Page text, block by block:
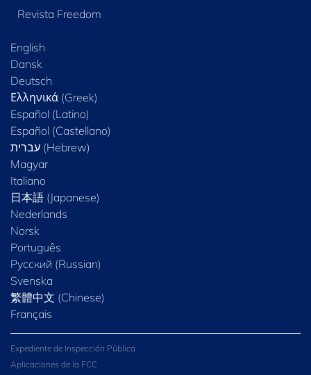
Revista Freedom
English
Dansk
Deutsch
Ελληνικά (Greek)
Español (Latino)
Español (Castellano)
Magyar
Italiano
日本語 (Japanese)
Nederlands
Norsk
Português
Русский (Russian)
Svenska
繁體中文 (Chinese)
Français
Expediente de Inspección Pública
Aplicaciones de la FCC